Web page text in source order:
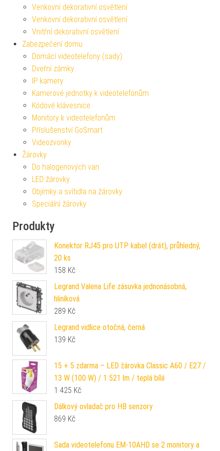
Venkovní dekorativní osvětlení
Venkovní dekorativní osvětlení
Vnitřní dekorativní osvětlení
Zabezpečení domu
Domácí videotelefony (sady)
Dveřní zámky
IP kamery
Kamerové jednotky k videotelefonům
Kódové klávesnice
Monitory k videotelefonům
Příslušenství GoSmart
Videozvonky
Žárovky
Do halogenových van
LED žárovky
Objímky a svítidla na žárovky
Speciální žárovky
Produkty
Konektor RJ45 pro UTP kabel (drát), průhledný,
20 ks
158 Kč
Legrand Valena Life zásuvka jednonásobná,
hliníková
289 Kč
Legrand vidlice otočná, černá
139 Kč
15 + 5 zdarma – LED žárovka Classic A60 / E27 /
13 W (100 W) / 1 521 lm / teplá bílá
1 425 Kč
Dálkový ovladač pro HB senzory
869 Kč
Sada videotelefonu EM-10AHD se 2 monitory a